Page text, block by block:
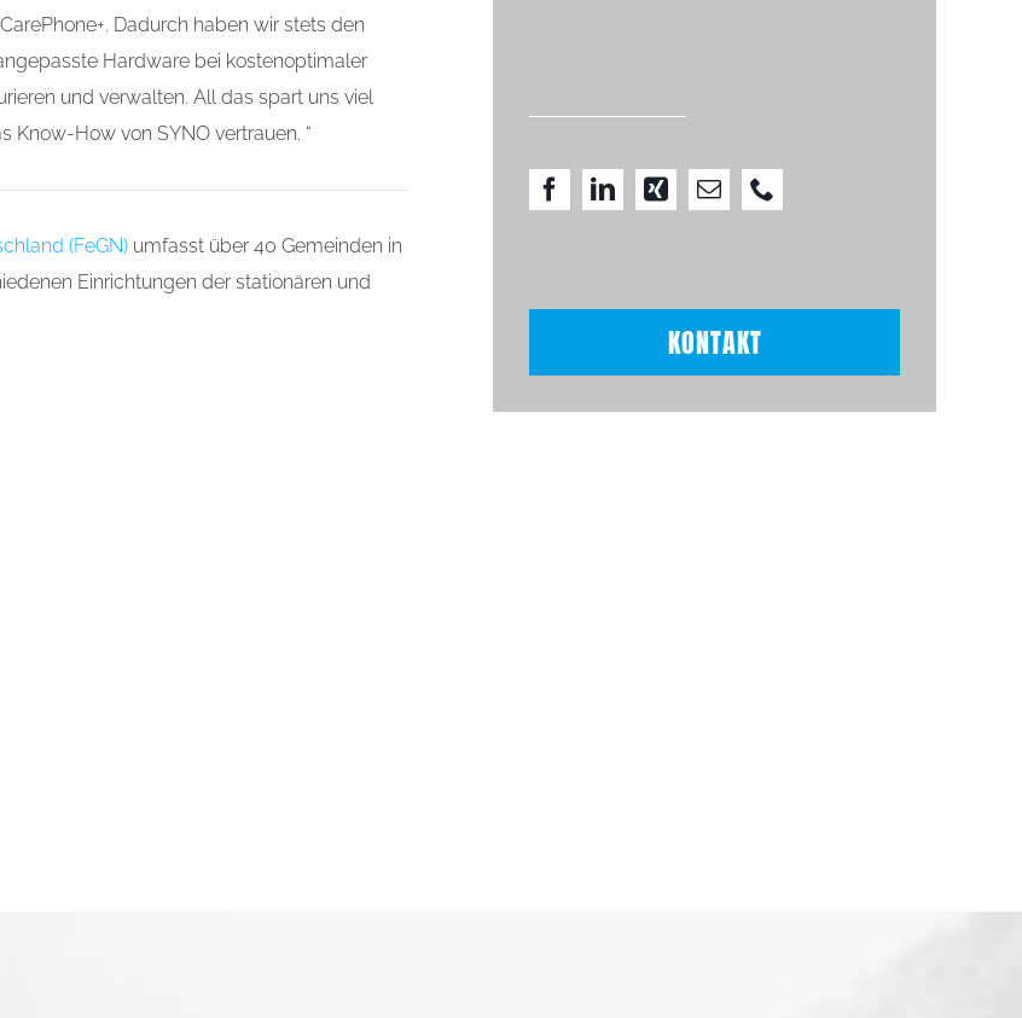
Dadurch haben wir stets den
Hardware bei kostenoptimaler
und verwalten. All das spart uns viel
Know-How von SYNO vertrauen. “
(FeGN) umfasst über 40 Gemeinden in
Einrichtungen der stationären und
KONTAKT